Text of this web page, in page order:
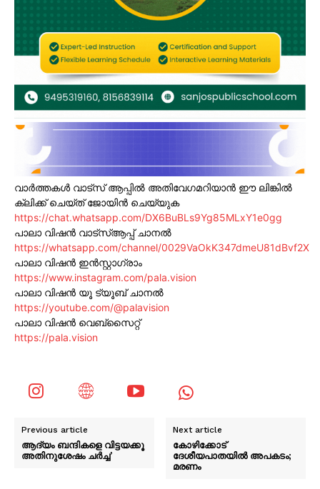
വാർത്തകൾ വാട്സ് ആപ്പിൽ അതിവേഗമറിയാൻ ഈ ലിങ്കിൽ
ക്ലിക്ക് ചെയ്ത് ജോയിൻ ചെയ്യുക
https://chat.whatsapp.com/DX6BuBLs9Yg85MLxY1e0gg
പാലാ വിഷൻ വാട്സ്ആപ്പ് ചാനൽ
https://whatsapp.com/channel/0029VaOkK347dmeU81dBvf2X
പാലാ വിഷൻ ഇൻസ്റ്റാഗ്രാം
https://www.instagram.com/pala.vision
പാലാ വിഷൻ യൂ ട്യൂബ് ചാനൽ
https://youtube.com/@palavision
പാലാ വിഷൻ വെബ്സൈറ്റ്
https://pala.vision
Previous article
ആദ്യം ബന്ദികളെ വിട്ടയക്കൂ
അതിനുശേഷം ചർച്ച’
Next article
കോഴിക്കോട്
ദേശീയപാതയിൽ അപകടം;
മരണം